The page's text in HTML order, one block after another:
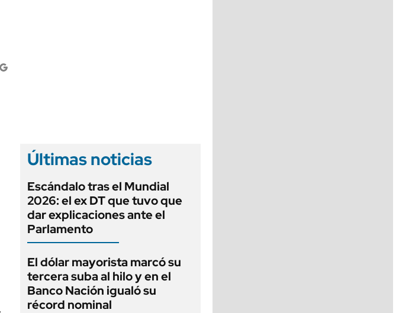
Últimas noticias
Escándalo tras el Mundial
2026: el ex DT que tuvo que
dar explicaciones ante el
Parlamento
El dólar mayorista marcó su
tercera suba al hilo y en el
Banco Nación igualó su
récord nominal